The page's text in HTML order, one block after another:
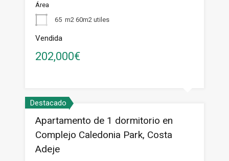
Área
65 m2 60m2 utiles
Vendida
202,000€
Destacado
Apartamento de 1 dormitorio en
Complejo Caledonia Park, Costa
Adeje